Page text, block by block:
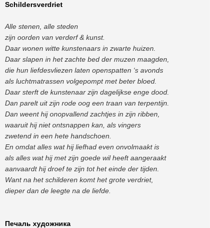
Schildersverdriet
Alle stenen, alle steden
zijn oorden van verderf & kunst.
Daar wonen witte kunstenaars in zwarte huizen.
Daar slapen in het zachte bed der muzen maagden,
die hun liefdesvliezen laten openspatten ‘s avonds
als luchtmatrassen volgepompt met beter bloed.
Daar sterft de kunstenaar zijn dagelijkse enge dood.
Dan parelt uit zijn rode oog een traan van terpentijn.
Dan weent hij onopvallend zachtjes in zijn ribben,
waaruit hij niet ontsnappen kan, als vingers
zwetend in een hete handschoen.
En omdat alles wat hij liefhad even onvolmaakt is
als alles wat hij met zijn goede wil heeft aangeraakt
aanvaardt hij droef te zijn tot het einde der tijden.
Want na het schilderen komt het grote verdriet,
dieper dan de leegte na de liefde.
Печаль художника